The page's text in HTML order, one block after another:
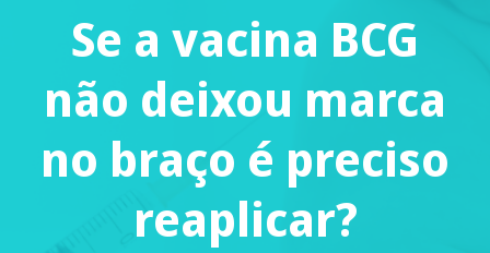
Se a vacina BCG
não deixou marca
no braço é preciso
reaplicar?